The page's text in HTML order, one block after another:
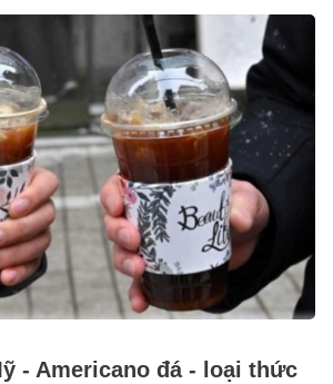
- Americano đá - loại thức